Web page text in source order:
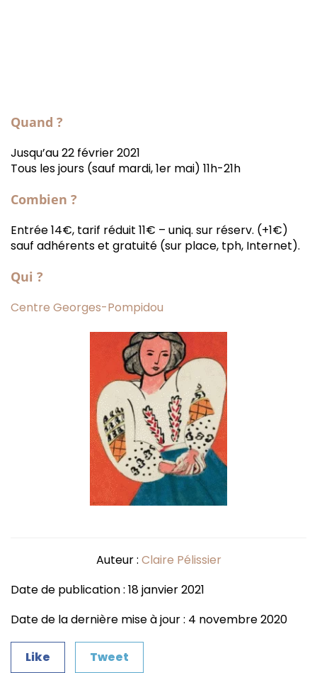
Quand ?
Jusqu’au 22 février 2021
Tous les jours (sauf mardi, 1er mai) 11h-21h
Combien ?
Entrée 14€, tarif réduit 11€ – uniq. sur réserv. (+1€)
sauf adhérents et gratuité (sur place, tph, Internet).
Qui ?
Centre Georges-Pompidou
Auteur : Claire Pélissier
Date de publication : 18 janvier 2021
Date de la dernière mise à jour : 4 novembre 2020
Like Tweet